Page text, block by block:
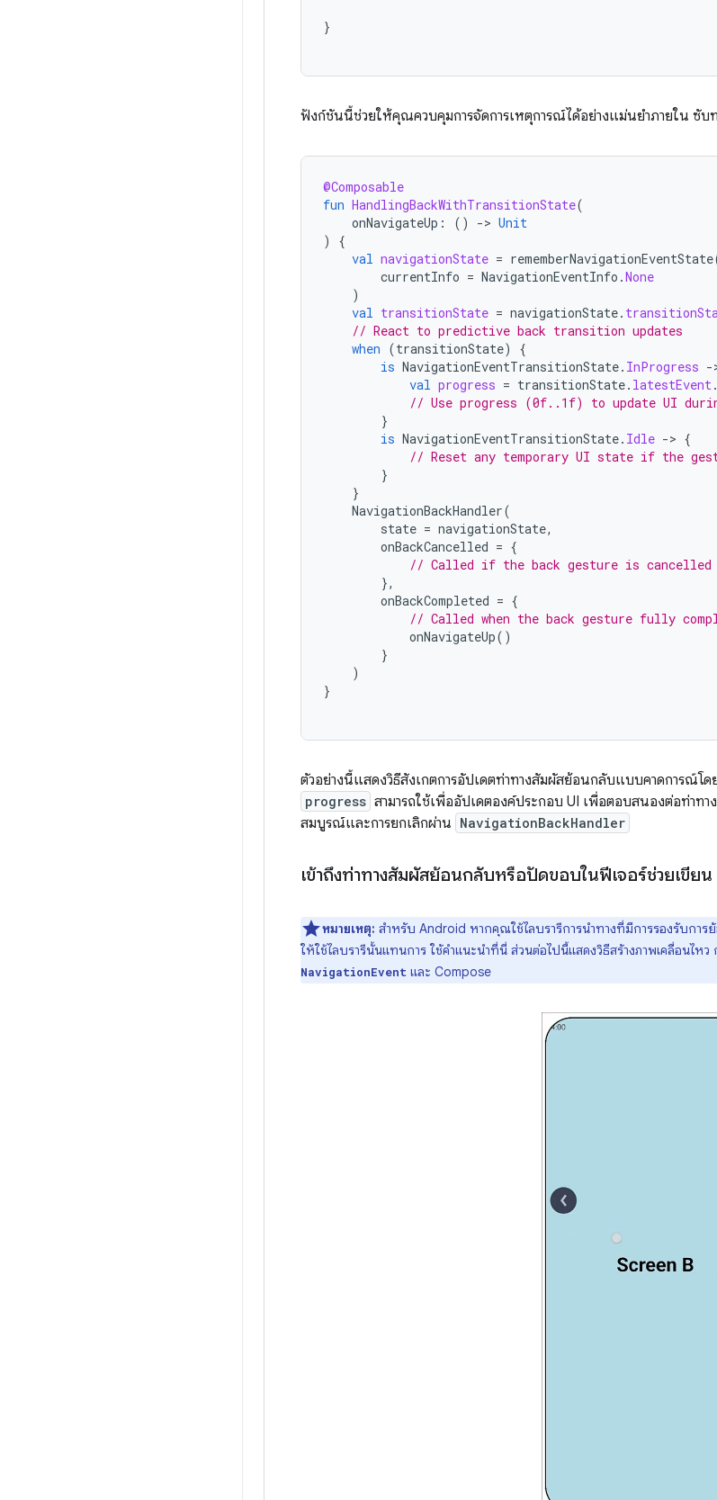
}
ฟังก์ชันนี้ช่วยให้คุณควบคุมการจัดการเหตุการณ์ได้อย่างแม่นยำภายใน ซับ
@Composable
fun HandlingBackWithTransitionState(
onNavigateUp : () -> Unit
)
{
val navigationState = rememberNavigationEventState
currentInfo = NavigationEventInfo .None
)
val transitionState = navigationState.
// React to predictive back transition updates
when (transitionState)
{
is NavigationEventTransitionState. InProgress -
val progress = transitionState. latestEvent.
// Use progress (0f..1f) to update UI
}
is NavigationEventTransitionState. Idle -> {
// Reset any temporary UI state if the
}
}
NavigationBackHandler(
state = navigationState,
onBackCancelled = {
// Called if the back gesture is cancelled
},
onBackCompleted = {
// Called when the back gesture fully
onNavigateUp()
}
)
}
ตัวอย่างนี้แสดงวิธีสังเกตการอัปเดตท่าทางสัมผัสย้อนกลับแบบคาดการณ์โด
progress สามารถใช้เพื่ออัปเดตองค์ประกอบ UI เพื่อตอบสนองต่อท่าท
สมบูรณ์และการยกเลิกผ่าน NavigationBackHandler
เข้าถึงท่าทางสัมผัสย้อนกลับหรือปัดขอบในฟีเจอร์ช่วยเขียน
หมายเหตุ: สำหรับ Android หากคุณใช้ไลบรารีการนำทางที่มีการรองรับกา
ให้ใช้ไลบรารีนั้นแทนการ ใช้คำแนะนำที่นี่ ส่วนต่อไปนี้แสดงวิธีสร้างภาพเคลื่อนไห
NavigationEvent และ Compose